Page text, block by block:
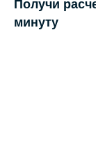
Получи
минуту